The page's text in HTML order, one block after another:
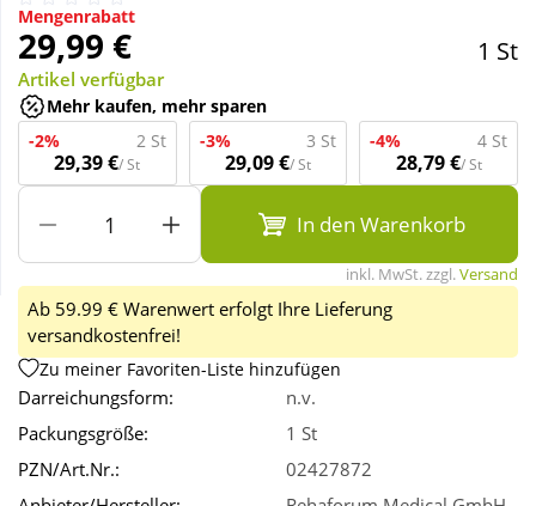
Sanitätshaus
Sport & Fitness
Mengenrabatt
29,99 € 1 St
Artikel verfügbar
Mehr kaufen, mehr sparen
-2%
2 St
29,39 €/ St
-3% 3 St
29,09 €/ St
-4% 4 St
28,79 €/ St
In den Warenkorb
inkl. MwSt. zzgl.Versand
Ab 59.99 € Warenwert erfolgt Ihre Lieferung
versandkostenfrei!
Zu meiner Favoriten-Liste hinzufügen
Darreichungsform:
n.v.
Packungsgröße:
1 St
PZN/Art.Nr.:
02427872